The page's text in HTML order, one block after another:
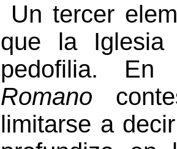
Un tercer
que la Iglesia
pedofilia.
Romano
limitarse a